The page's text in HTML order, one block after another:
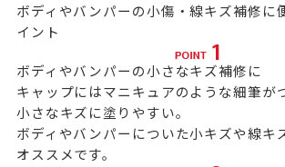
ボディやバンパーの小傷・線キズ補修に
イント
ボディやバンパーの小さなキズ補修に
キャップにはマニキュアのような細筆が
小さなキズに塗りやすい。
ボディやバンパーについた小キズや線キ
オススメです。